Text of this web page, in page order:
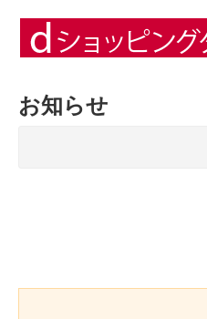
お知らせ